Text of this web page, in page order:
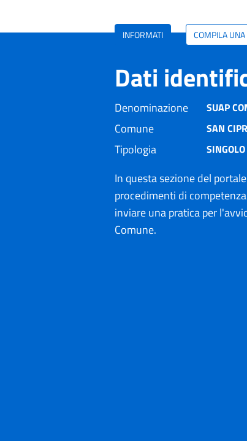
INFORMATI COMPILA UNA
Dati
Denominazione SUAP
Comune SAN
Tipologia SINGOLO
In questa sezione del
procedimenti di
inviare una pratica per
Comune.